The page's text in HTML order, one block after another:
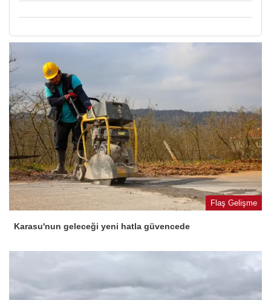
Flaş Gelişme
Karasu'nun geleceği yeni hatla güvencede